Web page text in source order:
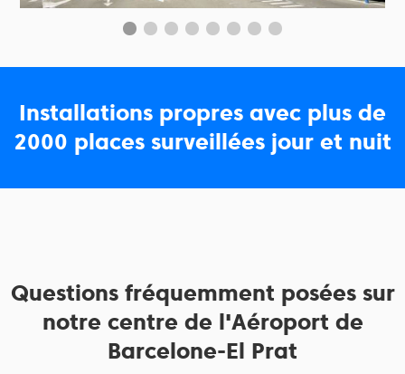
Installations propres avec plus de
2000 places surveillées jour et nuit
Questions fréquemment posées sur
notre centre de l'Aéroport de
Barcelone-El Prat